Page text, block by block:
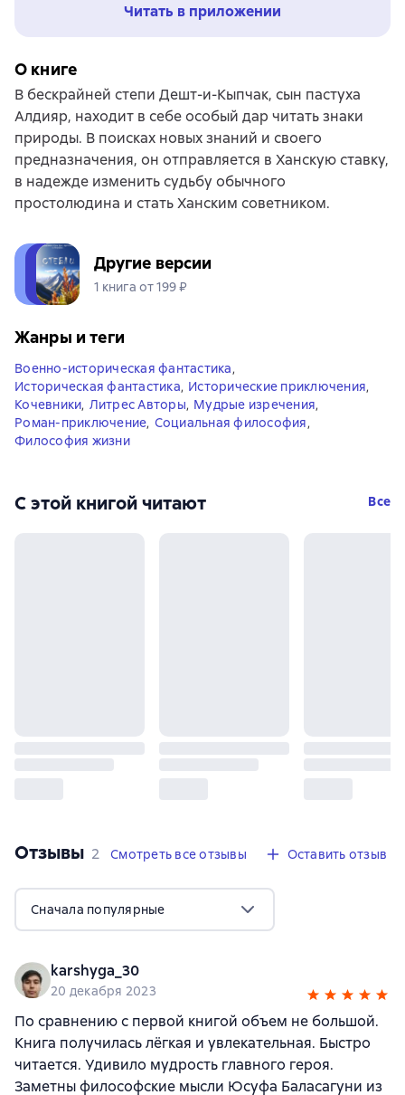
Читать в приложении
О книге
В бескрайней степи Дешт-и-Кыпчак, сын пастуха
Алдияр, находит в себе особый дар читать знаки
природы. В поисках новых знаний и своего
предназначения, он отправляется в Ханскую ставку,
в надежде изменить судьбу обычного
простолюдина и стать Ханским советником.
Другие версии
1 книга от 199 ₽
Жанры и теги
Военно-историческая фантастика,
Историческая фантастика, Исторические приключения,
Кочевники, Литрес Авторы, Мудрые изречения,
Роман-приключение, Социальная философия,
Философия жизни
С этой книгой читают Все
Отзывы 2 отзыва
2 Смотреть все отзывы Оставить отзыв
Сначала популярные
karshyga_30
20 декабря 2023
По сравнению с первой книгой объем не большой.
Книга получилась лёгкая и увлекательная. Быстро
читается. Удивило мудрость главного героя.
Заметны философские мысли Юсуфа Баласагуни из